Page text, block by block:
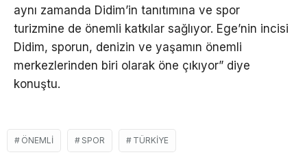
aynı zamanda Didim’in tanıtımına ve spor
turizmine de önemli katkılar sağlıyor. Ege’nin incisi
Didim, sporun, denizin ve yaşamın önemli
merkezlerinden biri olarak öne çıkıyor” diye
konuştu.
ÖNEMLI SPOR TÜRKIYE